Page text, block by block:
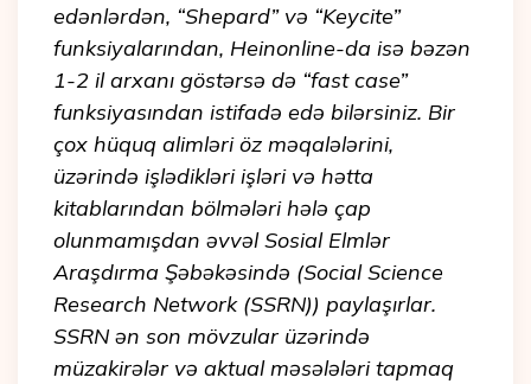
edənlərdən, “Shepard” və “Keycite”
funksiyalarından, Heinonline-da isə bəzən
1-2 il arxanı göstərsə də “fast case”
funksiyasından istifadə edə bilərsiniz. Bir
çox hüquq alimləri öz məqalələrini,
üzərində işlədikləri işləri və hətta
kitablarından bölmələri hələ çap
olunmamışdan əvvəl Sosial Elmlər
Araşdırma Şəbəkəsində (Social Science
Research Network (SSRN)) paylaşırlar.
SSRN ən son mövzular üzərində
müzakirələr və aktual məsələləri tapmaq